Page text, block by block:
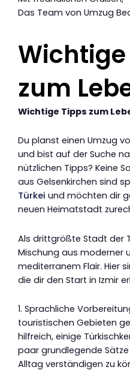
Das Team von Umzug
zum
Wichtige Tipps zum
Du planst einen Umzug
und bist auf der Suche
nützlichen Tipps? Keine
aus Gelsenkirchen sind
Türkei und möchten dir
neuen Heimatstadt
Als drittgrößte Stadt der
Mischung aus moderner
mediterranem Flair. Hier
die dir den Start in Izmir
1. Sprachliche
touristischen Gebieten
hilfreich, einige
paar grundlegende
Alltag verständigen zu